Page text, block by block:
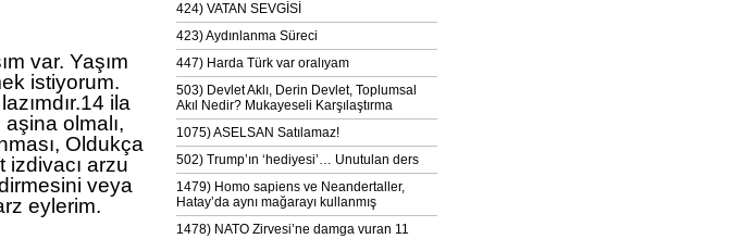
var. Yaşım
istiyorum.
ila
olmalı,
Oldukça
izdivacı arzu
veya
eylerim.
424) VATAN SEVGİSİ
423) Aydınlanma Süreci
447) Harda Türk var oralıyam
503) Devlet Aklı, Derin Devlet, Toplumsal
Akıl Nedir? Mukayeseli Karşılaştırma
1075) ASELSAN Satılamaz!
502) Trump’ın ‘hediyesi’… Unutulan ders
1479) Homo sapiens ve Neandertaller,
Hatay’da aynı mağarayı kullanmış
1478) NATO Zirvesi’ne damga vuran 11